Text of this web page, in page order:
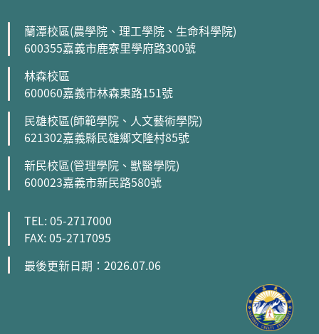
蘭潭校區(農學院、理工學院、生命科學院)
600355嘉義市鹿寮里學府路300號
林森校區
600060嘉義市林森東路151號
民雄校區(師範學院、人文藝術學院)
621302嘉義縣民雄鄉文隆村85號
新民校區(管理學院、獸醫學院)
600023嘉義市新民路580號
TEL: 05-2717000
FAX: 05-2717095
最後更新日期：2026.07.06